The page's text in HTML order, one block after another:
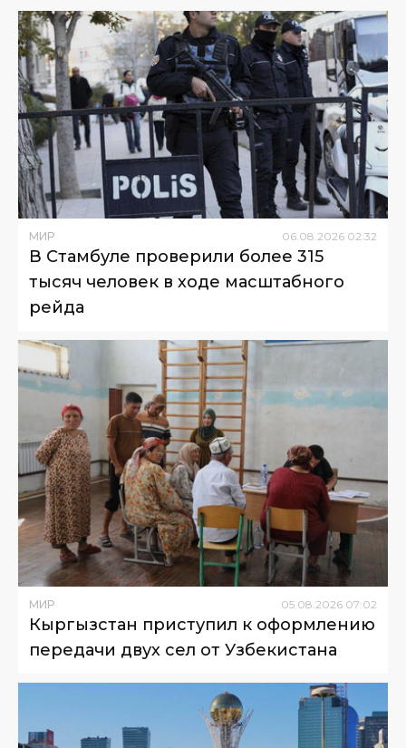
МИР 06.08.2026 02:32
В Стамбуле проверили более 315
тысяч человек в ходе масштабного
рейда
МИР 05.08.2026 07:02
Кыргызстан приступил к оформлению
передачи двух сел от Узбекистана